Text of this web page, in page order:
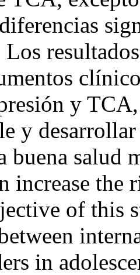
y
y
buena salud
increase
of this
in